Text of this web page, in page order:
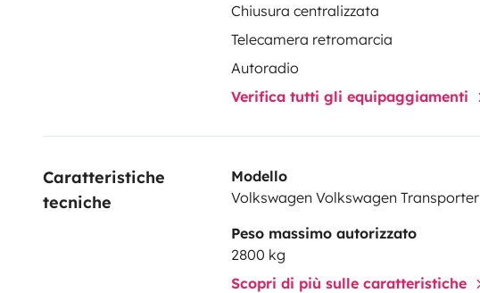
Chiusura centralizzata
Telecamera retromarcia
Autoradio
Verifica tutti gli equipaggiamenti
Caratteristiche
tecniche
Modello
Volkswagen Volkswagen Transporter
Peso massimo autorizzato
2800 kg
Scopri di più sulle caratteristiche